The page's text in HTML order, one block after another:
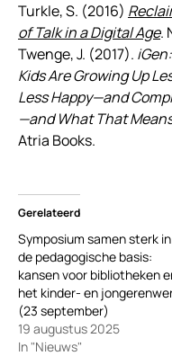
Turkle, S. (2016)
of Talk in a Digital Age.
Twenge, J. (2017).
Kids Are Growing Up
Less Happy—and
—and What That
Atria Books.
Gerelateerd
Symposium samen sterk in
de pedagogische basis:
kansen voor bibliotheken
het kinder- en
(23 september)
19 augustus 2025
In "Nieuws"